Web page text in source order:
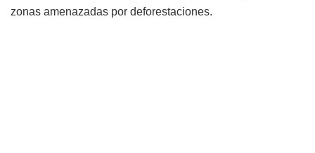
zonas amenazadas por deforestaciones.